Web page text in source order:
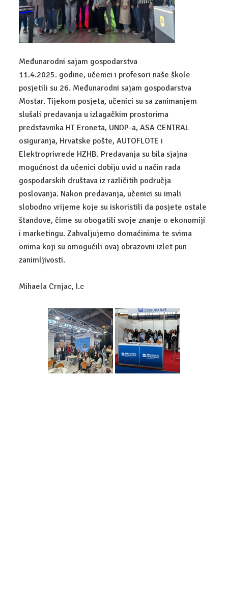
Međunarodni sajam gospodarstva
11.4.2025. godine, učenici i profesori naše škole
posjetili su 26. Međunarodni sajam gospodarstva
Mostar. Tijekom posjeta, učenici su sa zanimanjem
slušali predavanja u izlagačkim prostorima
predstavnika HT Eroneta, UNDP-a, ASA CENTRAL
osiguranja, Hrvatske pošte, AUTOFLOTE i
Elektroprivrede HZHB. Predavanja su bila sjajna
mogućnost da učenici dobiju uvid u način rada
gospodarskih društava iz različitih područja
poslovanja. Nakon predavanja, učenici su imali
slobodno vrijeme koje su iskoristili da posjete ostale
štandove, čime su obogatili svoje znanje o ekonomiji
i marketingu. Zahvaljujemo domaćinima te svima
onima koji su omogućili ovaj obrazovni izlet pun
zanimljivosti.
Mihaela Crnjac, I.c
ZANIMANJA
DIGITALNI MARKETING
POSLOVNA INFORMATIKA
KOMERCIJALIST
CARINSKI TEHNIČAR
ADMINISTRATIVNI TAJNIK
TEHNIČAR ZA BANKARSTVO I OSIGURANJE
FINANCIJSKO-RAČUNOVODSTVENI TEHNIČAR
POSLOVNO-PRAVNI TEHNIČAR